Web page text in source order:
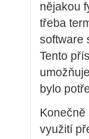
nějakou
třeba
software
Tento
bylo
využití